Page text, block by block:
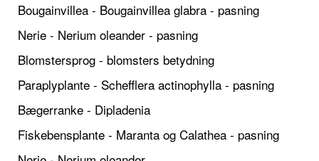
Bougainvillea - Bougainvillea glabra - pasning
Nerie - Nerium oleander - pasning
Blomstersprog - blomsters betydning
Paraplyplante - Schefflera actinophylla - pasning
Bægerranke - Dipladenia
Fiskebensplante - Maranta og Calathea - pasning